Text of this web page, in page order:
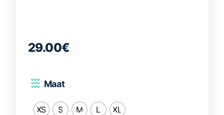
29.00€
Maat
XS S M L XL